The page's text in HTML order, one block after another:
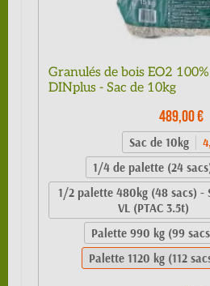
Granulés de bois EO2
DINplus - Sac de 10kg
489,00 €
Sac de 10kg
1/4 de palette (24
1/2 palette 480kg (48 sacs) -
VL (PTAC 3.5t)
Palette 990 kg (99
Palette 1120 kg (112